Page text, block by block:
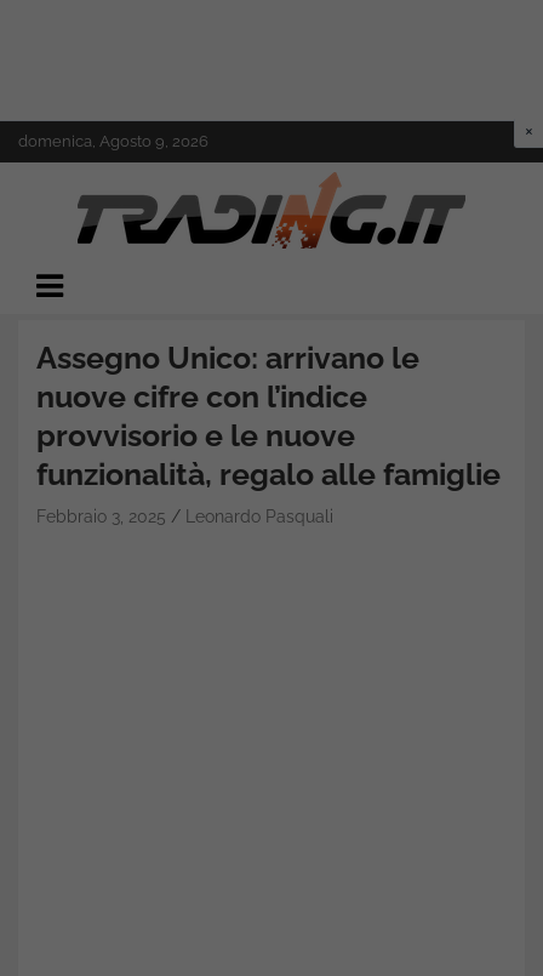
Skip
to
domenica, Agosto 9, 2026
Trading.it
Assegno Unico: arrivano le
nuove cifre con l’indice
provvisorio e le nuove
funzionalità, regalo alle famiglie
Febbraio 3, 2025 Leonardo Pasquali